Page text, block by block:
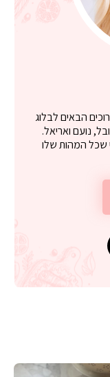
הבאים לבלוג
יובל, נועם ואריאל.
שכל המהות שלו